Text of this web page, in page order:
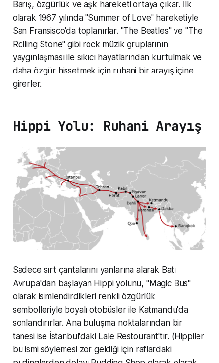
Barış, özgürlük ve aşk hareketi ortaya çıkar. İlk
olarak 1967 yılında "Summer of Love" hareketiyle
San Fransisco'da toplanırlar. "The Beatles" ve "The
Rolling Stone" gibi rock müzik gruplarının
yaygınlaşması ile sıkıcı hayatlarından kurtulmak ve
daha özgür hissetmek için ruhani bir arayış içine
girerler.
Hippi Yolu: Ruhani Arayış
Sadece sırt çantalarını yanlarına alarak Batı
Avrupa'dan başlayan Hippi yolunu, "Magic Bus"
olarak isimlendirdikleri renkli özgürlük
sembolleriyle boyalı otobüsler ile Katmandu'da
sonlandırırlar. Ana buluşma noktalarından bir
tanesi ise İstanbul'daki Lale Restourant'tır. (Hippiler
bu ismi söylemesi zor geldiği için raflardaki